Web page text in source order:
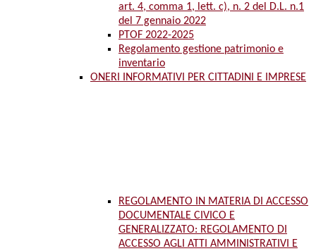
art. 4, comma 1, lett. c), n. 2 del D.L. n.1
del 7 gennaio 2022
PTOF 2022-2025
Regolamento gestione patrimonio e
inventario
ONERI INFORMATIVI PER CITTADINI E IMPRESE
REGOLAMENTO IN MATERIA DI ACCESSO
DOCUMENTALE CIVICO E
GENERALIZZATO: REGOLAMENTO DI
ACCESSO AGLI ATTI AMMINISTRATIVI E